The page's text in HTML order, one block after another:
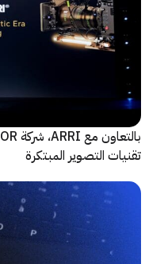
التصوير المبتكرة